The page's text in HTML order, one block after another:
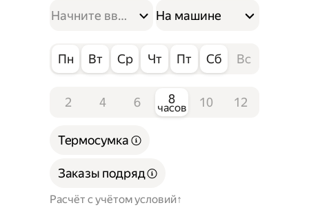
На машине
Пн Вт Ср Чт Пт Сб Вс
2 4 6 8
часов 10 12
Расчёт с учётом условий
Термосумка
Заказы подряд